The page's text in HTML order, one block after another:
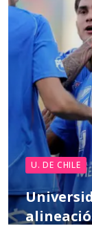
U. DE CHILE